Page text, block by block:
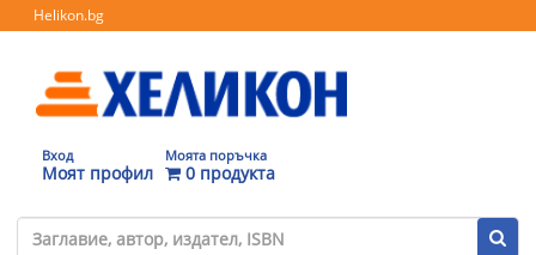
Helikon.bg
Вход
Моят профил
Моята поръчка
0 продукта